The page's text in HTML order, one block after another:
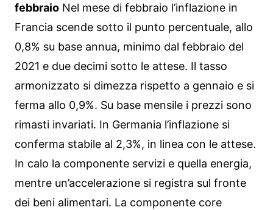
febbraio Nel mese di febbraio l’inflazione in
Francia scende sotto il punto percentuale, allo
0,8% su base annua, minimo dal febbraio del
2021 e due decimi sotto le attese. Il tasso
armonizzato si dimezza rispetto a gennaio e si
ferma allo 0,9%. Su base mensile i prezzi sono
rimasti invariati. In Germania l’inflazione si
conferma stabile al 2,3%, in linea con le attese.
In calo la componente servizi e quella energia,
mentre un’accelerazione si registra sul fronte
dei beni alimentari. La componente core